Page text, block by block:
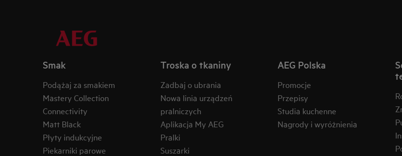
Smak
Podążaj za smakiem
Mastery Collection
Connectivity
Matt Black
Płyty indukcyjne
Piekarniki parowe
Troska o tkaniny
Zadbaj o ubrania
Nowa linia urządzeń
pralniczych
Aplikacja My AEG
Pralki
Suszarki
AEG Polska
Promocje
Przepisy
Studia kuchenne
Nagrody i wyróżnienia